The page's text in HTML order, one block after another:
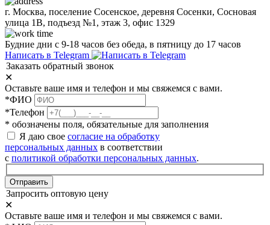
г. Москва, поселение Сосенское, деревня Сосенки, Сосновая
улица 1В, подъезд №1, этаж 3, офис 1329
Будние дни с 9-18 часов без обеда, в пятницу до 17 часов
Написать в Telegram
Заказать обратный звонок
✕
Оставьте ваше имя и телефон и мы свяжемся с вами.
*ФИО
*Телефон
* обозначены поля, обязательные для заполнения
Я даю свое согласие на обработку
персональных данных в соответствии
с политикой обработки персональных данных.
Отправить
Запросить оптовую цену
✕
Оставьте ваше имя и телефон и мы свяжемся с вами.